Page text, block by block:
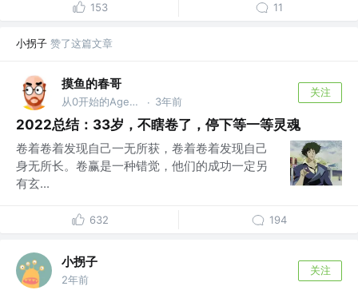
153 11
小拐子 赞了这篇文章
摸鱼的春哥
从0开始的Agent之旅 · 3年前
关注
2022总结：33岁，不瞎卷了，停下等一等灵魂
卷着卷着发现自己一无所获，卷着卷着发现自己
身无所长。卷赢是一种错觉，他们的成功一定另
有玄...
632 194
小拐子
2年前
关注